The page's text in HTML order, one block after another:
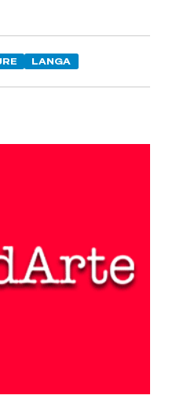
LANGA